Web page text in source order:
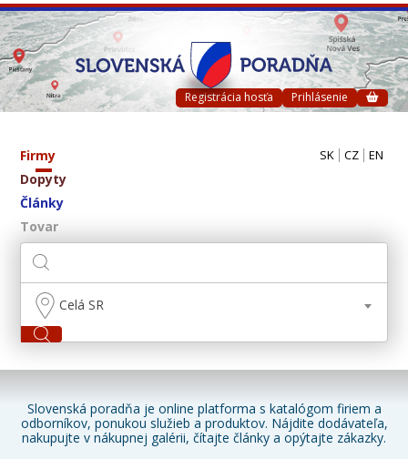
Registrácia hosťa Prihlásenie
Firmy
Dopyty
Články
Tovar
SK CZ EN
Celá SR
Slovenská poradňa je online platforma s katalógom firiem a
odborníkov, ponukou služieb a produktov. Nájdite dodávateľa,
nakupujte v nákupnej galérii, čítajte články a opýtajte zákazky.